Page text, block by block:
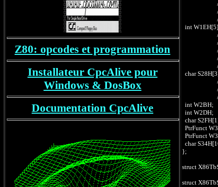
Z80: opcodes et programmation
Installateur CpcAlive pour
Windows & DosBox
Documentation CpcAlive
// w019h
// w01Bh
//
int
// w01Eh
// w020h
// w022h
// w024h
//
char
// b028h
//
//
int W2BH;
int
char
PtrFunct
PtrFunct
char
};
struct
struct